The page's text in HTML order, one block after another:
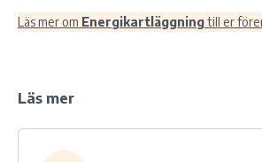
Läs mer om Energikartläggningtill er
Läs mer